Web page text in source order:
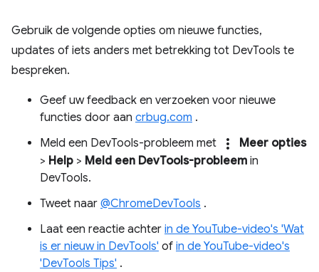
Gebruik de volgende opties om nieuwe functies,
updates of iets anders met betrekking tot DevTools te
bespreken.
Geef uw feedback en verzoeken voor nieuwe
functies door aan crbug.com .
Meld een DevTools-probleem met
more_vert
Meer opties
> Help > Meld een DevTools-probleem in
DevTools.
Tweet naar @ChromeDevTools .
Laat een reactie achter in de YouTube-video's 'Wat
is er nieuw in DevTools' of in de YouTube-video's
'DevTools Tips' .